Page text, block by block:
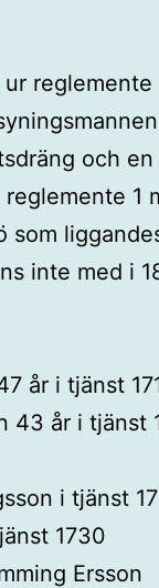
och
reglemente 1
som
inte med i
år i tjänst
43 år i tjänst
i tjänst
1730
Ersson